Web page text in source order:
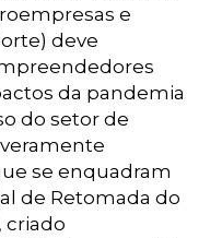
e
deve
da pandemia
do setor de
se enquadram
de Retomada do
criado